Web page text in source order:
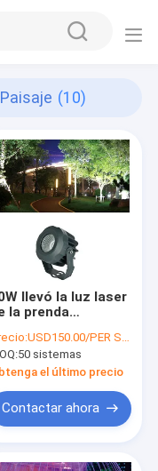
(10)
llevó la luz laser
la prenda
de la luz del
de las ventas
de la fábrica
la lámpara del
USD150.00/PER SET
50 sistemas
el último precio
Contactar ahora